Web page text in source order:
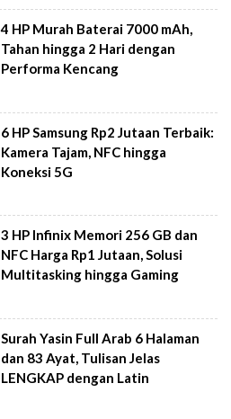
4 HP Murah Baterai 7000 mAh,
Tahan hingga 2 Hari dengan
Performa Kencang
6 HP Samsung Rp2 Jutaan Terbaik:
Kamera Tajam, NFC hingga
Koneksi 5G
3 HP Infinix Memori 256 GB dan
NFC Harga Rp1 Jutaan, Solusi
Multitasking hingga Gaming
Surah Yasin Full Arab 6 Halaman
dan 83 Ayat, Tulisan Jelas
LENGKAP dengan Latin